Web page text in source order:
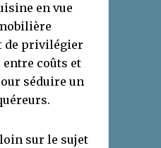
en vue
de privilégier
coûts et
séduire un
sur le sujet